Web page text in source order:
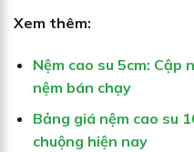
Xem thêm:
Nệm cao su 5cm:
nệm bán chạy
Bảng giá nệm cao su
chuộng hiện nay